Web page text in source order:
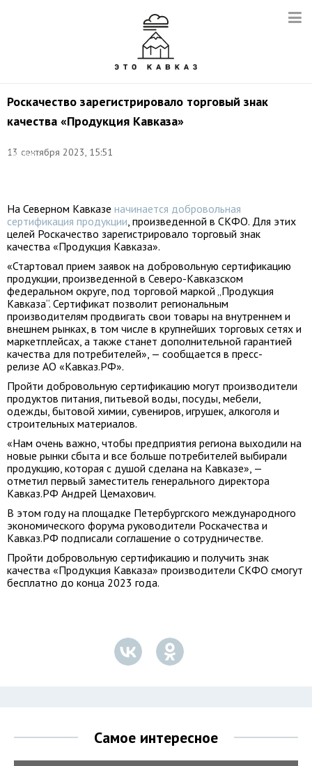
Роскачество зарегистрировало торговый знак
качества «Продукция Кавказа»
13 сентября 2023, 15:51
Евгений
На Северном Кавказе начинается добровольная
сертификация продукции, произведенной в СКФО. Для этих
целей Роскачество зарегистрировало торговый знак
качества «Продукция Кавказа».
«Стартовал прием заявок на добровольную сертификацию
продукции, произведенной в Северо-Кавказском
федеральном округе, под торговой маркой „Продукция
Кавказа“. Сертификат позволит региональным
производителям продвигать свои товары на внутреннем и
внешнем рынках, в том числе в крупнейших торговых сетях и
маркетплейсах, а также станет дополнительной гарантией
качества для потребителей», — сообщается в пресс-
релизе АО «Кавказ.РФ».
Пройти добровольную сертификацию могут производители
продуктов питания, питьевой воды, посуды, мебели,
одежды, бытовой химии, сувениров, игрушек, алкоголя и
строительных материалов.
«Нам очень важно, чтобы предприятия региона выходили на
новые рынки сбыта и все больше потребителей выбирали
продукцию, которая с душой сделана на Кавказе», —
отметил первый заместитель генерального директора
Кавказ.РФ Андрей Цемахович.
В этом году на площадке Петербургского международного
экономического форума руководители Роскачества и
Кавказ.РФ подписали соглашение о сотрудничестве.
Пройти добровольную сертификацию и получить знак
качества «Продукция Кавказа» производители СКФО смогут
бесплатно до конца 2023 года.
Самое интересное